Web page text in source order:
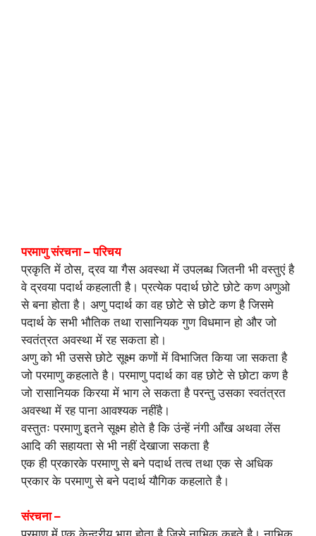
परमाणु संरचना – परिचय
प्रकृति में ठोस, द्रव या गैस अवस्था में उपलब्ध जितनी भी वस्तुएं है
वे द्रवया पदार्थ कहलाती है। प्रत्येक पदार्थ छोटे छोटे कण अणुओ
से बना होता है। अणु पदार्थ का वह छोटे से छोटे कण है जिसमे
पदार्थ के सभी भौतिक तथा रासानियक गुण विधमान हो और जो
स्वतंत्रत अवस्था में रह सकता हो।
अणु को भी उससे छोटे सूक्ष्म कणों में विभाजित किया जा सकता है
जो परमाणु कहलाते है। परमाणु पदार्थ का वह छोटे से छोटा कण है
जो रासानियक किरया में भाग ले सकता है परन्तु उसका स्वतंत्रत
अवस्था में रह पाना आवश्यक नहींहै।
वस्तुतः परमाणु इतने सूक्ष्म होते है कि उंन्हें नंगी आँख अथवा लेंस
आदि की सहायता से भी नहीं देखाजा सकता है
एक ही प्रकारके परमाणु से बने पदार्थ तत्व तथा एक से अधिक
प्रकार के परमाणु से बने पदार्थ यौगिक कहलाते है।
संरचना –